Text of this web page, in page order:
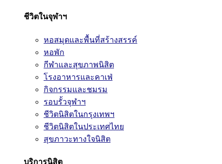
ชีวิตในจุฬาฯ
หอสมุดและพื้นที่สร้างสรรค์
หอพัก
กีฬาและสุขภาพนิสิต
โรงอาหารและคาเฟ่
กิจกรรมและชมรม
รอบรั้วจุฬาฯ
ชีวิตนิสิตในกรุงเทพฯ
ชีวิตนิสิตในประเทศไทย
สุขภาวะทางใจนิสิต
บริการนิสิต